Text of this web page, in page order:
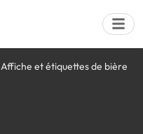
Affiche et étiquettes de bière